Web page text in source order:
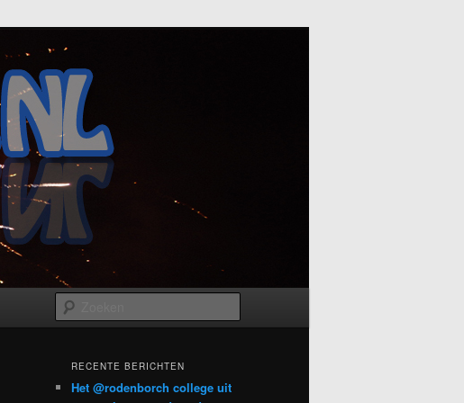
RECENTE BERICHTEN
Het @rodenborch college uit